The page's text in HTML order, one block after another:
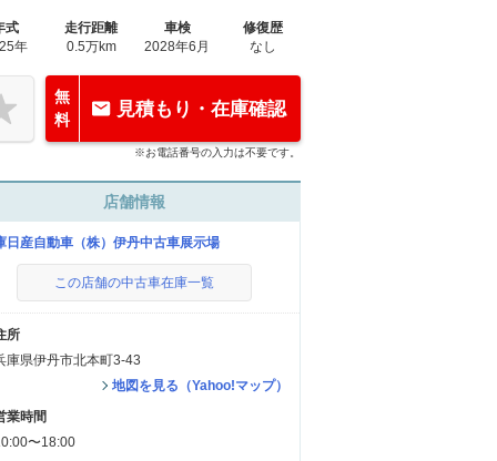
式
年
走行距離
0.5万km
車検
2028年6月
修復歴
なし
無
料
見積もり・在庫確認
※お電話番号の入力は不要です。
店舗情報
日産自動車（株）伊丹中古車展示場
この店舗の中古車在庫一覧
所
庫県伊丹市北本町3-43
地図を見る（Yahoo!マップ）
業時間
〜18:00